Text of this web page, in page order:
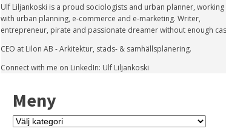
Ulf Liljankoski is a proud sociologists and urban planner, working
with urban planning, e-commerce and e-marketing. Writer,
entrepreneur, pirate and passionate dreamer without enough
CEO at Lilon AB - Arkitektur, stads- & samhällsplanering.
Connect with me on LinkedIn: Ulf Liljankoski
Meny
Meny